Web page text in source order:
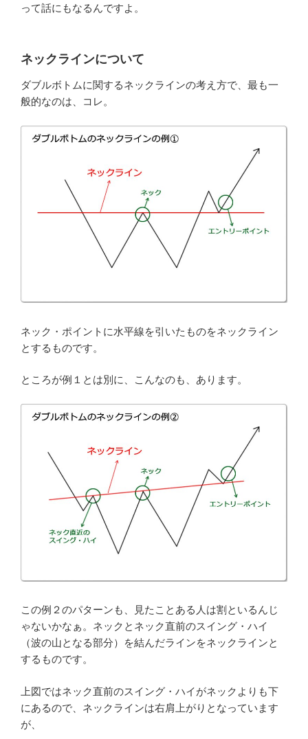
って話にもなるんですよ。
ネックラインについて
ダブルボトムに関するネックラインの考え方で、最も一
般的なのは、コレ。
ネック・ポイントに水平線を引いたものをネックライン
とするものです。
ところが例１とは別に、こんなのも、あります。
この例２のパターンも、見たことある人は割といるんじ
ゃないかなぁ。ネックとネック直前のスイング・ハイ
（波の山となる部分）を結んだラインをネックラインと
するものです。
上図ではネック直前のスイング・ハイがネックよりも下
にあるので、ネックラインは右肩上がりとなっています
が、